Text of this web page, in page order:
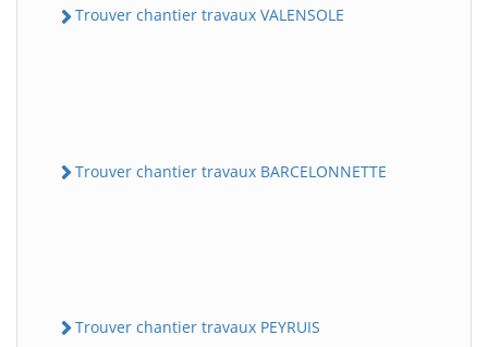
Trouver chantier travaux VALENSOLE
Trouver chantier travaux BARCELONNETTE
Trouver chantier travaux PEYRUIS